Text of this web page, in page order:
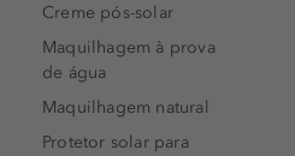
Creme pós-solar
Maquilhagem à prova
de água
Maquilhagem natural
Protetor solar para